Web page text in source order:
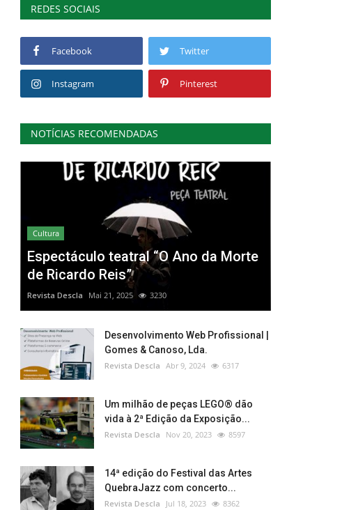
REDES SOCIAIS
Facebook Twitter
Instagram Pinterest
NOTÍCIAS RECOMENDADAS
Cultura
Espectáculo teatral “O Ano da Morte
de Ricardo Reis”
Revista Descla Mai 21, 2025 3230
Desenvolvimento Web Profissional |
Gomes & Canoso, Lda.
Revista Descla Abr 9, 2024 6317
Um milhão de peças LEGO® dão
vida à 2ª Edição da Exposição...
Revista Descla Nov 20, 2023 8597
14ª edição do Festival das Artes
QuebraJazz com concerto...
Revista Descla Jul 18, 2023 8362